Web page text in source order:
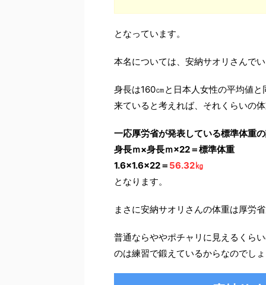
となっています。
本名については、安納サオリさんで
身長は160㎝と日本人女性の平均値
来ていると考えれば、それくらいの
一応厚労省が発表している標準体重
身長ｍ×身長ｍ×22＝標準体重
1.6×1.6×22＝ 56.32㎏
となります。
まさに安納サオリさんの体重は厚労
普通ならややポチャリに見えるくら
のは練習で鍛えているからなのでし